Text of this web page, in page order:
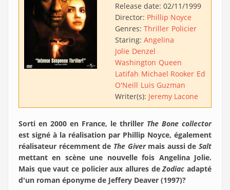
Release date: 02/11/1999
Director: Phillip Noyce
Genres: Thriller Policier
Staring: Angelina
Jolie Denzel
Washington Queen
Latifah Michael Rooker Ed
O'Neill Luis Guzman
Writer(s): Jeremy Lacone
Sorti en 2000 en France, le thriller The Bone collector
est signé à la réalisation par Phillip Noyce, également
réalisateur récemment de The Givermais aussi de Salt
mettant en scène une nouvelle fois Angelina Jolie.
Mais que vaut ce policier aux allures deZodiacadapté
d'un roman éponyme de Jeffery Deaver (1997)?